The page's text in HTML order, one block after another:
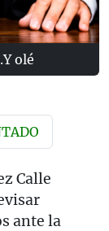
olé
Calle
ante la